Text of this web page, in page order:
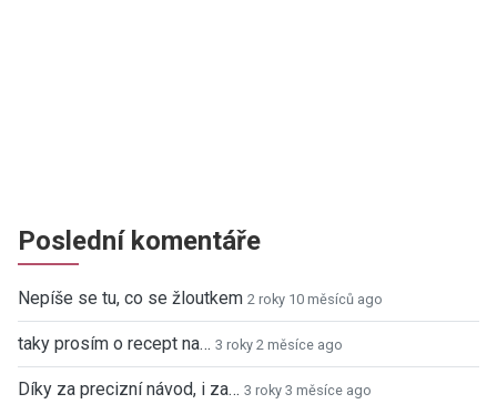
Poslední komentáře
Nepíše se tu, co se žloutkem 2 roky 10 měsíců ago
taky prosím o recept na… 3 roky 2 měsíce ago
Díky za precizní návod, i za… 3 roky 3 měsíce ago